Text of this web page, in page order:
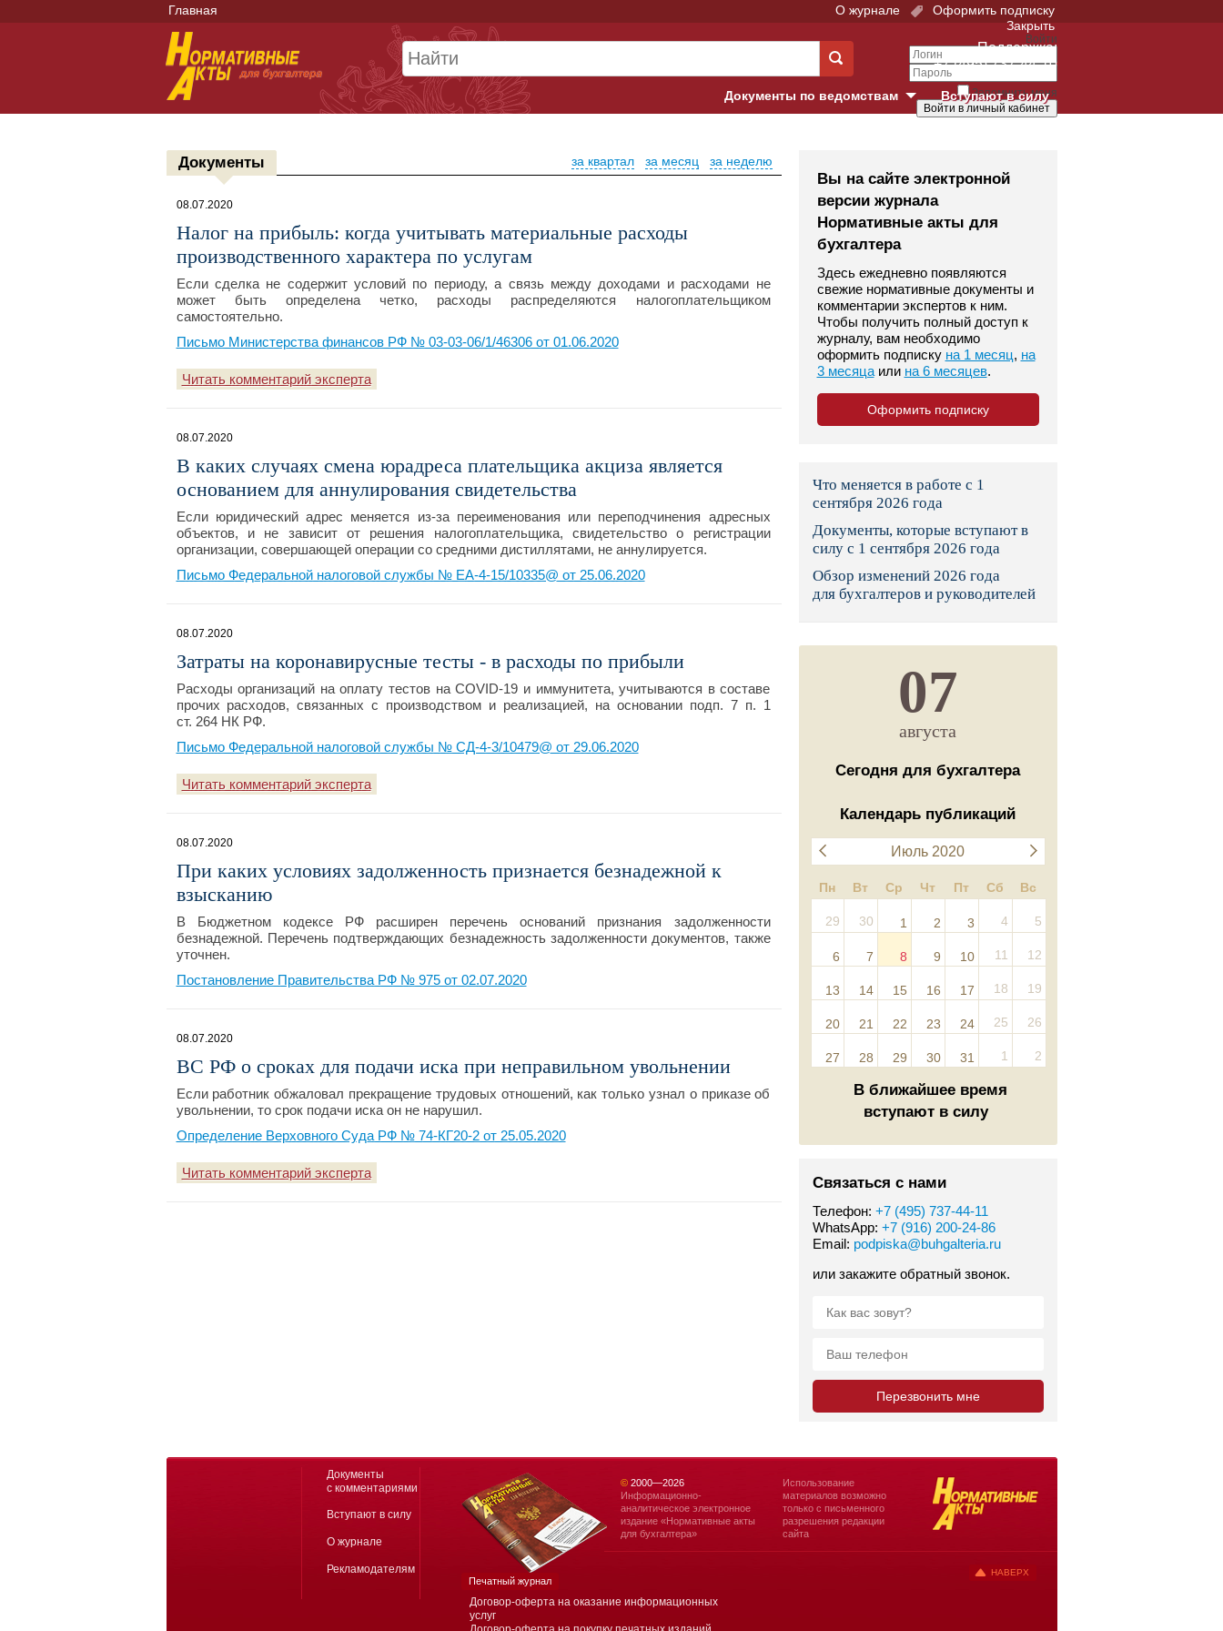
Главная О журнале
Оформить подписку
Закрыть
Войти
Запомнить меня
Поддержка:
+7 (495) 737-44-10
Вступают в силу
Документы по ведомствам
Банк России
Верховный Суд
Гострудинспекция в г. Москве
Конституционный Суд
Пенсионный фонд
Правительство
Социальный фонд России
Суд общей юрисдикции
Остальные ведомства
Документы за неделю
за месяц
за квартал
08.07.2020
Налог на прибыль: когда учитывать материальные расходы
производственного характера по услугам
Если сделка не содержит условий по периоду, а связь между доходами и расходами не
может быть определена четко, расходы распределяются налогоплательщиком
самостоятельно.
Письмо Министерства финансов РФ № 03-03-06/1/46306 от 01.06.2020
Читать комментарий эксперта
08.07.2020
В каких случаях смена юрадреса плательщика акциза является
основанием для аннулирования свидетельства
Если юридический адрес меняется из-за переименования или переподчинения адресных
объектов, и не зависит от решения налогоплательщика, свидетельство о регистрации
организации, совершающей операции со средними дистиллятами, не аннулируется.
Письмо Федеральной налоговой службы № ЕА-4-15/10335@ от 25.06.2020
08.07.2020
Затраты на коронавирусные тесты - в расходы по прибыли
Расходы организаций на оплату тестов на COVID-19 и иммунитета, учитываются в составе
прочих расходов, связанных с производством и реализацией, на основании подп. 7 п. 1
ст. 264 НК РФ.
Письмо Федеральной налоговой службы № СД-4-3/10479@ от 29.06.2020
Читать комментарий эксперта
08.07.2020
При каких условиях задолженность признается безнадежной к
взысканию
В Бюджетном кодексе РФ расширен перечень оснований признания задолженности
безнадежной. Перечень подтверждающих безнадежность задолженности документов, также
уточнен.
Постановление Правительства РФ № 975 от 02.07.2020
08.07.2020
ВС РФ о сроках для подачи иска при неправильном увольнении
Если работник обжаловал прекращение трудовых отношений, как только узнал о приказе об
увольнении, то срок подачи иска он не нарушил.
Определение Верховного Суда РФ № 74-КГ20-2 от 25.05.2020
Читать комментарий эксперта
Вы на сайте электронной
версии журнала
Нормативные акты для
бухгалтера
Здесь ежедневно появляются
свежие нормативные документы и
комментарии экспертов к ним.
Чтобы получить полный доступ к
журналу, вам необходимо
оформить подписку на 1 месяц, на
3 месяцаили на 6 месяцев.
Оформить подписку
Что меняется в работе с 1
сентября 2026 года
Документы, которые вступают в
силу с 1 сентября 2026 года
Обзор изменений 2026 года
для бухгалтеров и руководителей
07
августа
Сегодня для бухгалтера
Календарь публикаций
Июль 2020
Пн Вт Ср Чт Пт Сб Вс
29 30 1 2 3 4 5
6 7 8 9 10 11 12
13 14 15 16 17 18 19
20 21 22 23 24 25 26
27 28 29 30 31 1 2
В ближайшее время
вступают в силу
Связаться с нами
Телефон: +7 (495) 737-44-11
WhatsApp: +7 (916) 200-24-86
Email: podpiska@buhgalteria.ru
или закажите обратный звонок.
Договор-оферта на оказание информационных
услуг
Документы
с комментариями
Вступают в силу
О журнале
Рекламодателям
Печатный журнал
©2000—2026
Информационно-
аналитическое электронное
издание «Нормативные акты
для бухгалтера»
Использование
материалов возможно
только с письменного
разрешения редакции
сайта
НАВЕРХ